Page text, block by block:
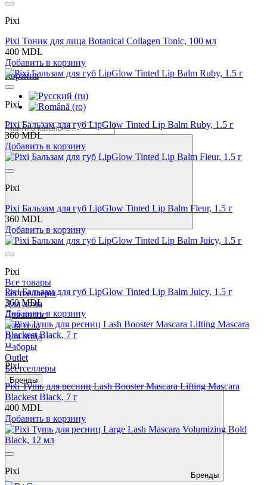
Корзина
Все товары
Бестселлеры
Для дома
Для волос
Для тела
Для лица
Наборы
Outlet
Бестселлеры
Бренды
Бренды
Pixi
Pixi Тоник для лица Botanical Collagen Tonic, 100 мл
400 MDL
Добавить в корзину
Pixi
Pixi Бальзам для губ LipGlow Tinted Lip Balm Ruby, 1.5 г
360 MDL
Добавить в корзину
Pixi
Pixi Бальзам для губ LipGlow Tinted Lip Balm Fleur, 1.5 г
360 MDL
Добавить в корзину
Pixi
Pixi Бальзам для губ LipGlow Tinted Lip Balm Juicy, 1.5 г
360 MDL
Добавить в корзину
Pixi
Pixi Тушь для ресниц Lash Booster Mascara Lifting Mascara
Blackest Black, 7 г
400 MDL
Добавить в корзину
Pixi